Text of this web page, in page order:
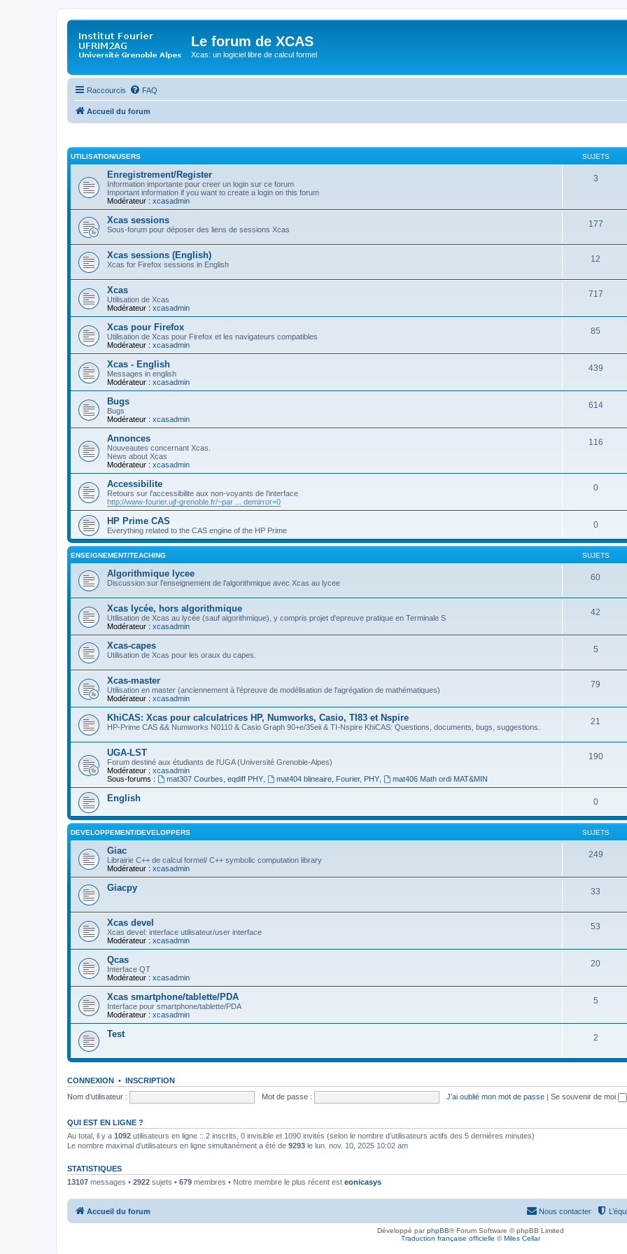
Le forum de XCAS
Xcas: un logiciel libre de calcul formel
Raccourcis FAQ
Accueil du forum
UTILISATION/USERS SUJETS
Enregistrement/Register
Information importante pour creer un login sur ce forum
Important information if you want to create a login on this forum
Modérateur : xcasadmin
3
Xcas sessions
Sous-forum pour déposer des liens de sessions Xcas
177
Xcas sessions (English)
Xcas for Firefox sessions in English
12
Xcas
Utilisation de Xcas
Modérateur : xcasadmin
717
Xcas pour Firefox
Utilisation de Xcas pour Firefox et les navigateurs compatibles
Modérateur : xcasadmin
85
Xcas - English
Messages in english
Modérateur : xcasadmin
439
Bugs
Bugs
Modérateur : xcasadmin
614
Annonces
Nouveautes concernant Xcas.
News about Xcas
Modérateur : xcasadmin
116
Accessibilite
Retours sur l'accessibilite aux non-voyants de l'interface
http://www-fourier.ujf-grenoble.fr/~par ... demirror=0
0
HP Prime CAS
Everything related to the CAS engine of the HP Prime
0
ENSEIGNEMENT/TEACHING SUJETS
Algorithmique lycee
Discussion sur l'enseignement de l'algorithmique avec Xcas au lycee
60
Xcas lycée, hors algorithmique
Utilisation de Xcas au lycée (sauf algorithmique), y compris projet d'epreuve pratique en Terminale S
Modérateur : xcasadmin
42
Xcas-capes
Utilisation de Xcas pour les oraux du capes.
5
Xcas-master
Utilisation en master (anciennement à l'épreuve de modélisation de l'agrégation de mathématiques)
Modérateur : xcasadmin
79
KhiCAS: Xcas pour calculatrices HP, Numworks, Casio, TI83 et Nspire
HP-Prime CAS && Numworks N0110 & Casio Graph 90+e/35eii & TI-Nspire KhiCAS: Questions, documents, bugs, suggestions.
21
UGA-LST
Forum destiné aux étudiants de l'UGA (Université Grenoble-Alpes)
Modérateur : xcasadmin
Sous-forums :
mat307 Courbes, eqdiff PHY, mat404 blineaire, Fourier, PHY, mat406 Math ordi MAT&MIN
190
English 0
DEVELOPPEMENT/DEVELOPPERS SUJETS
Giac
Librairie C++ de calcul formel/ C++ symbolic computation library
Modérateur : xcasadmin
249
Giacpy 33
Xcas devel
Xcas devel: interface utilisateur/user interface
Modérateur : xcasadmin
53
Qcas
Interface QT
Modérateur : xcasadmin
20
Xcas smartphone/tablette/PDA
Interface pour smartphone/tablette/PDA
Modérateur : xcasadmin
5
Test 2
CONNEXION • INSCRIPTION
Nom d’utilisateur :
Mot de passe : J’ai oublié mon mot de passe | Se souvenir de moi
QUI EST EN LIGNE ?
Au total, il y a 1092 utilisateurs en ligne :: 2 inscrits, 0 invisible et 1090 invités (selon le nombre d’utilisateurs actifs des 5 dernières minutes)
Le nombre maximal d’utilisateurs en ligne simultanément a été de 9293 le lun. nov. 10, 2025 10:02 am
STATISTIQUES
13107 messages • 2922 sujets • 679 membres • Notre membre le plus récent est eonicasys
Accueil du forum Nous contacter
Développé parphpBB® Forum Software © phpBB Limited
Traduction française officielle ©Miles Cellar